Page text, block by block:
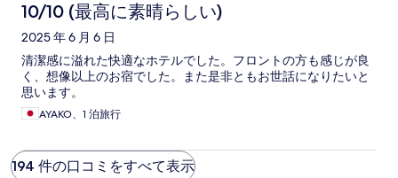
10/10 (最高に素晴らしい)
2025 年 6 月 6 日
清潔感に溢れた快適なホテルでした。フロントの方も感じが良
く、想像以上のお宿でした。また是非ともお世話になりたいと
思います。
AYAKO、1 泊旅行
194 件の口コミをすべて表示